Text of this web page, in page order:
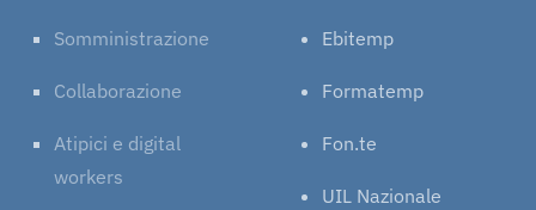
Somministrazione
Collaborazione
Atipici e digital
workers
Ebitemp
Formatemp
Fon.te
UIL Nazionale